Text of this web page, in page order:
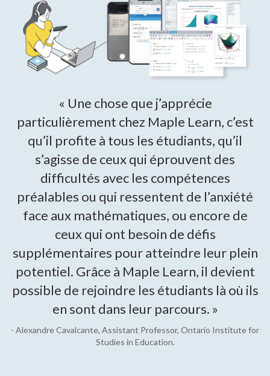
« Une chose que j’apprécie
particulièrement chez Maple Learn, c’est
qu’il profite à tous les étudiants, qu’il
s’agisse de ceux qui éprouvent des
difficultés avec les compétences
préalables ou qui ressentent de l’anxiété
face aux mathématiques, ou encore de
ceux qui ont besoin de défis
supplémentaires pour atteindre leur plein
potentiel. Grâce à Maple Learn, il devient
possible de rejoindre les étudiants là où ils
en sont dans leur parcours. »
- Alexandre Cavalcante, Assistant Professor, Ontario Institute for
Studies in Education.